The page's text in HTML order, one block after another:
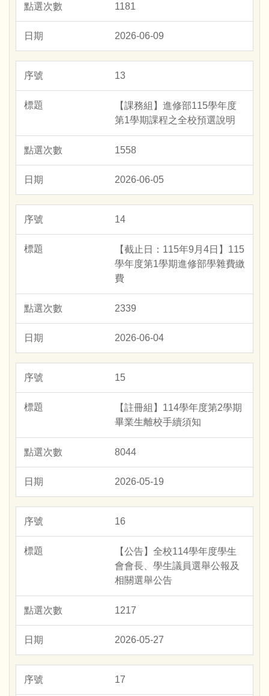
1181
2026-06-09
13
【課務組】進修部115學年度
第1學期課程之全校預選說明
1558
2026-06-05
14
【截止日：115年9月4日】115
學年度第1學期進修部學雜費繳
費
2339
2026-06-04
15
【註冊組】114學年度第2學期
畢業生離校手續須知
8044
2026-05-19
16
【公告】全校114學年度學生
會會長、學生議員選舉公報及
相關選舉公告
1217
2026-05-27
17